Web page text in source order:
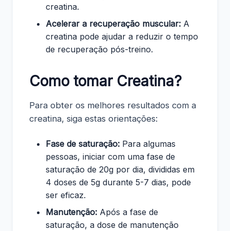
creatina.
Acelerar a recuperação muscular: A
creatina pode ajudar a reduzir o tempo
de recuperação pós-treino.
Como tomar Creatina?
Para obter os melhores resultados com a
creatina, siga estas orientações:
Fase de saturação: Para algumas
pessoas, iniciar com uma fase de
saturação de 20g por dia, divididas em
4 doses de 5g durante 5-7 dias, pode
ser eficaz.
Manutenção: Após a fase de
saturação, a dose de manutenção